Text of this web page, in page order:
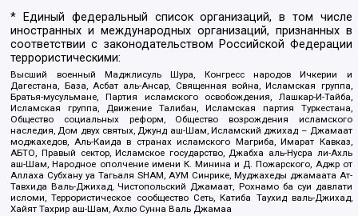
* Единый федеральный список организаций, в том числе
иностранных и международных организаций, признанных в
соответствии с законодательством Российской Федерации
террористическими:
Высший военный Маджлисуль Шура, Конгресс народов Ичкерии и
Дагестана, База, Асбат аль-Ансар, Священная война, Исламская группа,
Братья-мусульмане, Партия исламского освобождения, Лашкар-И-Тайба,
Исламская группа, Движение Талибан, Исламская партия Туркестана,
Общество социальных реформ, Общество возрождения исламского
наследия, Дом двух святых, Джунд аш-Шам, Исламский джихад – Джамаат
моджахедов, Аль-Каида в странах исламского Магриба, Имарат Кавказ,
АБТО, Правый сектор, Исламское государство, Джабха аль-Нусра ли-Ахль
аш-Шам, Народное ополчение имени К. Минина и Д. Пожарского, Аджр от
Аллаха Субхану уа Тагьаля SHAM, АУМ Синрике, Муджахеды джамаата Ат-
Тавхида Валь-Джихад, Чистопольский Джамаат, Рохнамо ба суи давлати
исломи, Террористическое сообщество Сеть, Катиба Таухид валь-Джихад,
Хайят Тахрир аш-Шам, Ахлю Сунна Валь Джамаа